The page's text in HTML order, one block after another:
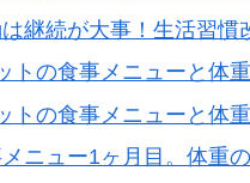
継続が大事！生活習慣
トの食事メニューと体
トの食事メニューと体
ニュー1ヶ月目。体重